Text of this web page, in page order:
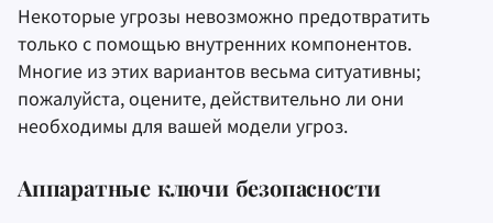
Некоторые угрозы невозможно предотвратить
только с помощью внутренних компонентов.
Многие из этих вариантов весьма ситуативны;
пожалуйста, оцените, действительно ли они
необходимы для вашей модели угроз.
Аппаратные ключи безопасности